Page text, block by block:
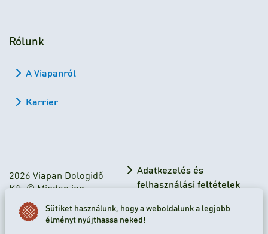
Rólunk
A Viapanról
Karrier
2026 Viapan Dologidő
Kft. © Minden jog
fenntartva.
Adatkezelés és
felhasználási feltételek
Adatkezelési tájékoztató
Sütiket használunk, hogy a weboldalunk a legjobb
élményt nyújthassa neked!